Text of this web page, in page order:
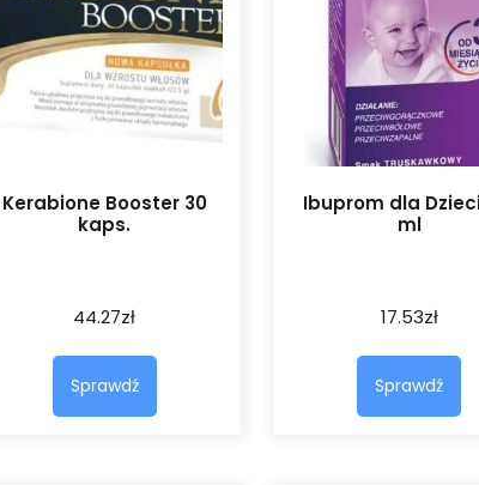
Kerabione Booster 30
kaps.
44.27zł
Sprawdź
Ibuprom dla
ml
17.53zł
Sprawdź